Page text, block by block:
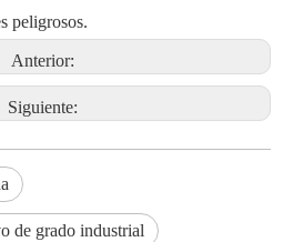
peligrosos.
Anterior:
Siguiente:
de grado industrial